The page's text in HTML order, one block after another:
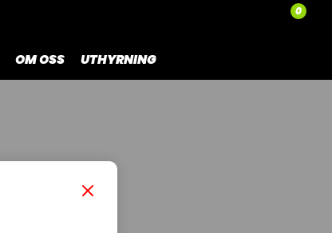
0
OM OSS UTHYRNING